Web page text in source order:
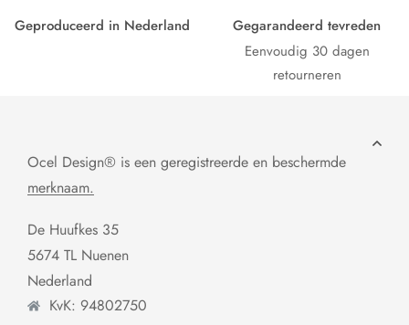
Geproduceerd in Nederland
Gegarandeerd tevreden
Eenvoudig 30 dagen
retourneren
Ocel Design® is een geregistreerde en beschermde
merknaam.
De Huufkes 35
5674 TL Nuenen
Nederland
KvK: 94802750